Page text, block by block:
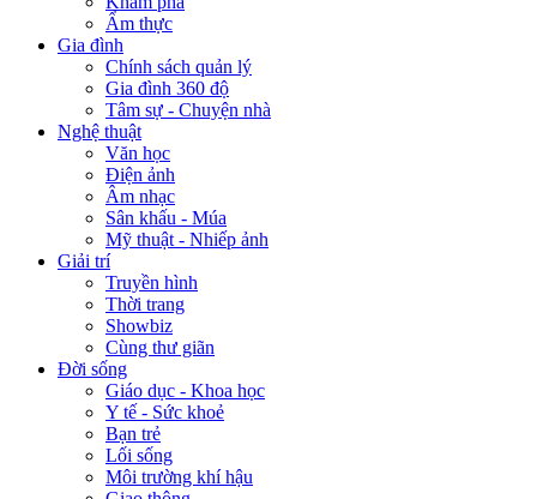
Ẩm thực
Gia đình
Chính sách quản lý
Gia đình 360 độ
Tâm sự - Chuyện nhà
Nghệ thuật
Văn học
Điện ảnh
Âm nhạc
Sân khấu - Múa
Mỹ thuật - Nhiếp ảnh
Giải trí
Truyền hình
Thời trang
Showbiz
Cùng thư giãn
Đời sống
Giáo dục - Khoa học
Y tế - Sức khoẻ
Bạn trẻ
Lối sống
Môi trường khí hậu